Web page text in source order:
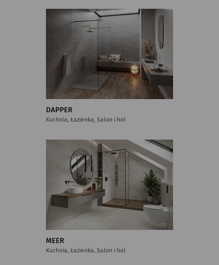
DAPPER
Kuchnia, Łazienka, Salon i hol
MEER
Kuchnia, Łazienka, Salon i hol